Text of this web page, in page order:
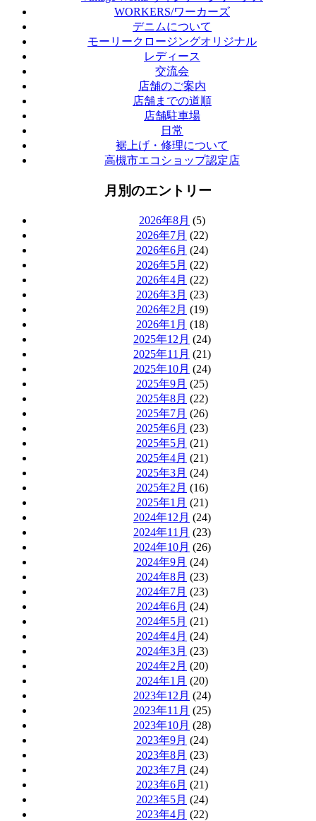
WORKERS/ワーカーズ
デニムについて
モーリークロージングオリジナル
レディース
交流会
店舗のご案内
店舗までの道順
店舗駐車場
日常
裾上げ・修理について
高槻市エコショップ認定店
月別のエントリー
2026年8月 (5)
2026年7月 (22)
2026年6月 (24)
2026年5月 (22)
2026年4月 (22)
2026年3月 (23)
2026年2月 (19)
2026年1月 (18)
2025年12月 (24)
2025年11月 (21)
2025年10月 (24)
2025年9月 (25)
2025年8月 (22)
2025年7月 (26)
2025年6月 (23)
2025年5月 (21)
2025年4月 (21)
2025年3月 (24)
2025年2月 (16)
2025年1月 (21)
2024年12月 (24)
2024年11月 (23)
2024年10月 (26)
2024年9月 (24)
2024年8月 (23)
2024年7月 (23)
2024年6月 (24)
2024年5月 (21)
2024年4月 (24)
2024年3月 (23)
2024年2月 (20)
2024年1月 (20)
2023年12月 (24)
2023年11月 (25)
2023年10月 (28)
2023年9月 (24)
2023年8月 (23)
2023年7月 (24)
2023年6月 (21)
2023年5月 (24)
2023年4月 (22)